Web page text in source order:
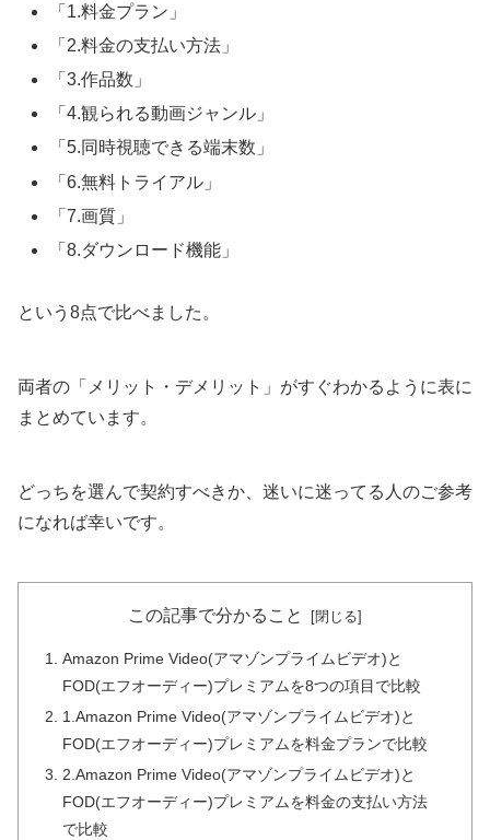
「1.料金プラン」
「2.料金の支払い方法」
「3.作品数」
「4.観られる動画ジャンル」
「5.同時視聴できる端末数」
「6.無料トライアル」
「7.画質」
「8.ダウンロード機能」
という8点で比べました。
両者の「メリット・デメリット」がすぐわかるように表に
まとめています。
どっちを選んで契約すべきか、迷いに迷ってる人のご参考
になれば幸いです。
この記事で分かること
Amazon Prime Video(アマゾンプライムビデオ)と
FOD(エフオーディー)プレミアムを8つの項目で比較
1.Amazon Prime Video(アマゾンプライムビデオ)と
FOD(エフオーディー)プレミアムを料金プランで比較
2.Amazon Prime Video(アマゾンプライムビデオ)と
FOD(エフオーディー)プレミアムを料金の支払い方法
で比較